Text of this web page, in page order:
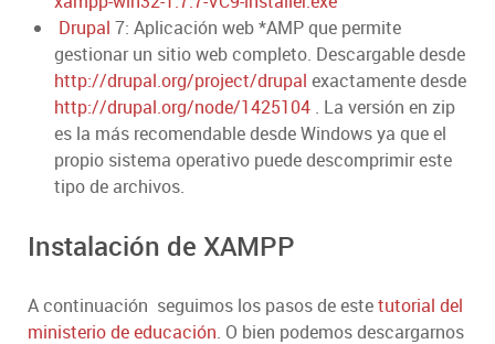
Drupal 7: Aplicación web *AMP que permite
gestionar un sitio web completo. Descargable desde
http://drupal.org/project/drupal exactamente desde
http://drupal.org/node/1425104 . La versión en zip
es la más recomendable desde Windows ya que el
propio sistema operativo puede descomprimir este
tipo de archivos.
Instalación de XAMPP
A continuación seguimos los pasos de estetutorial del
ministerio de educación. O bien podemos descargarnos